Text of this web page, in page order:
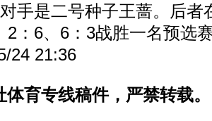
手是二号种子王蔷。后者
2：6、6：3战胜一名预选
24 21:36
育专线稿件，严禁转载。